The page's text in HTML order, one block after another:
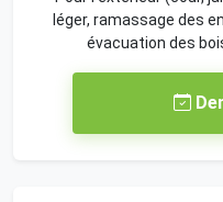
léger, ramassage des
évacuation des